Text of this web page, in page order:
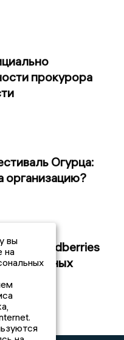
прокурора
Огурца:
организацию?
Wildberries
квадратных
вы
на